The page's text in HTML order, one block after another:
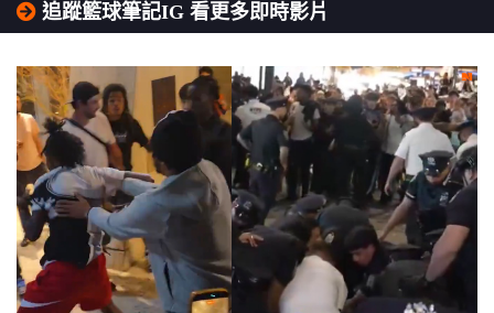
追蹤籃球筆記IG 看更多即時影片